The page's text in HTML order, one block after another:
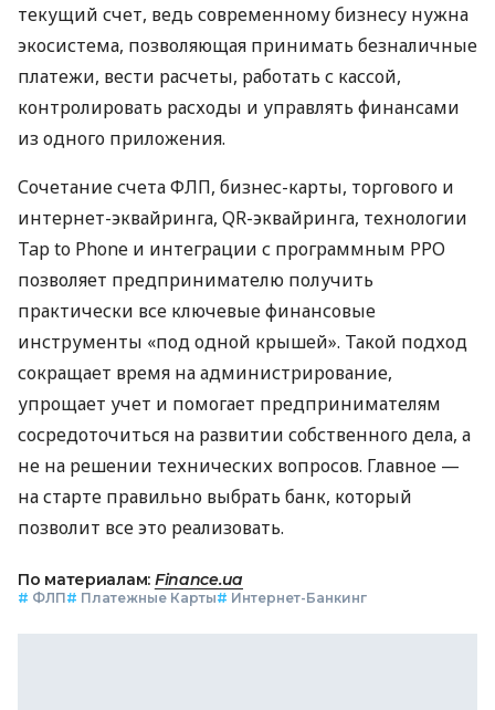
текущий счет, ведь современному бизнесу нужна
экосистема, позволяющая принимать безналичные
платежи, вести расчеты, работать с кассой,
контролировать расходы и управлять финансами
из одного приложения.
Сочетание счета ФЛП, бизнес-карты, торгового и
интернет-эквайринга, QR-эквайринга, технологии
Tap to Phone и интеграции с программным РРО
позволяет предпринимателю получить
практически все ключевые финансовые
инструменты «под одной крышей». Такой подход
сокращает время на администрирование,
упрощает учет и помогает предпринимателям
сосредоточиться на развитии собственного дела, а
не на решении технических вопросов. Главное —
на старте правильно выбрать банк, который
позволит все это реализовать.
По материалам: Finance.ua
# ФЛП# Платежные Карты# Интернет-Банкинг